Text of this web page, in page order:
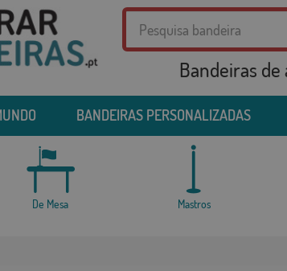
Bandeiras
BANDEIRAS PERSONALIZADAS
De Mesa Mastros